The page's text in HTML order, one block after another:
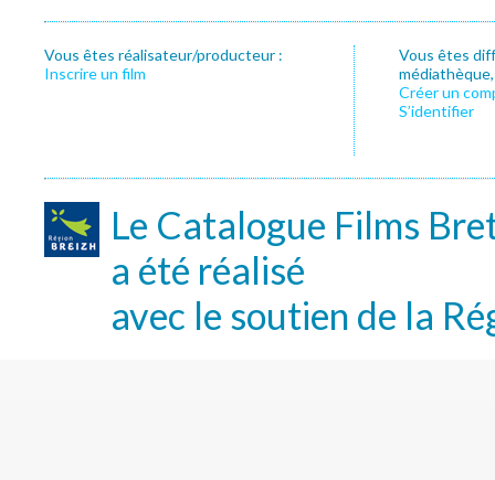
Vous êtes réalisateur/producteur :
Inscrire un film
Vous êtes
Créer un
S’identifier
Le Catalogue Films
a été réalisé
avec le soutien de la